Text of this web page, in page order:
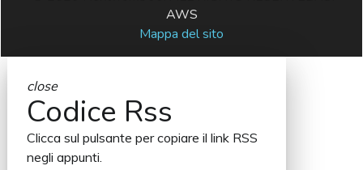
AWS
Mappa del sito
close
Codice Rss
Clicca sul pulsante per copiare il link RSS
negli appunti.